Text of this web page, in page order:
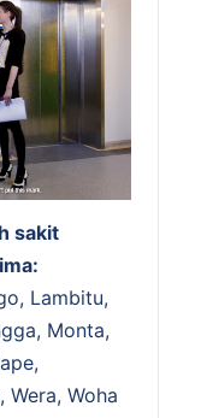
sakit
Lambitu,
Monta,
Wera, Woha